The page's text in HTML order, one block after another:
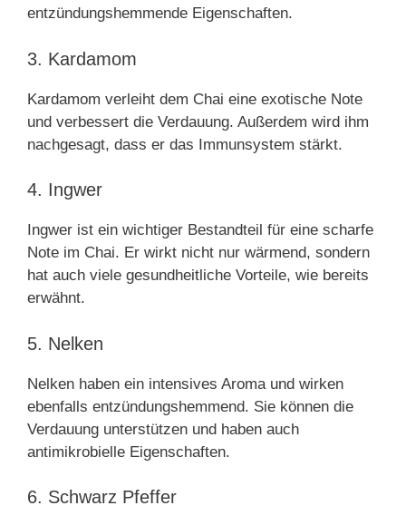
entzündungshemmende Eigenschaften.
3. Kardamom
Kardamom verleiht dem Chai eine exotische Note
und verbessert die Verdauung. Außerdem wird ihm
nachgesagt, dass er das Immunsystem stärkt.
4. Ingwer
Ingwer ist ein wichtiger Bestandteil für eine scharfe
Note im Chai. Er wirkt nicht nur wärmend, sondern
hat auch viele gesundheitliche Vorteile, wie bereits
erwähnt.
5. Nelken
Nelken haben ein intensives Aroma und wirken
ebenfalls entzündungshemmend. Sie können die
Verdauung unterstützen und haben auch
antimikrobielle Eigenschaften.
6. Schwarz Pfeffer